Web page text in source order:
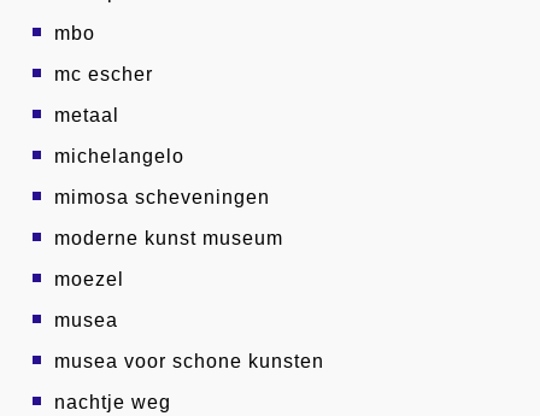
mbo
mc escher
metaal
michelangelo
mimosa scheveningen
moderne kunst museum
moezel
musea
musea voor schone kunsten
nachtje weg